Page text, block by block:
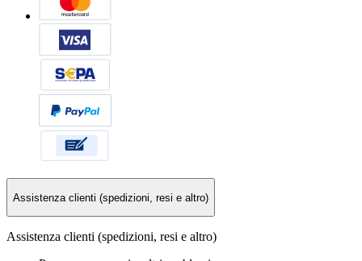
Assistenza clienti (spedizioni, resi e altro)
Assistenza clienti (spedizioni, resi e altro)